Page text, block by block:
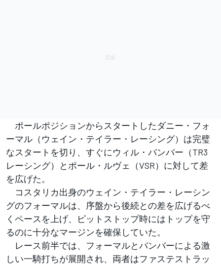
ポールポジションからスタートしたダニー・フォ
ーマル（ウェイン・テイラー・レーシング）は完璧
なスタートを切り、すぐにウィル・バンバー（TR3
レーシング）とポール・ルヴェ（VSR）に対して差
を広げた。
コスタリカ出身のウェイン・テイラー・レーシン
グのフォーマルは、序盤から後続との差を広げるべ
くペースを上げ、ピットストップ時にはトップを守
るのに十分なマージンを確保していた。
レース前半では、フォーマルとバンバーによる激
しい一騎打ちが展開され、両者はファステストラッ